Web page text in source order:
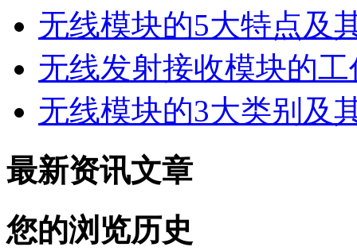
无线模块的5大特点及
无线发射接收模块的
无线模块的3大类别及
最新资讯文章
您的浏览历史